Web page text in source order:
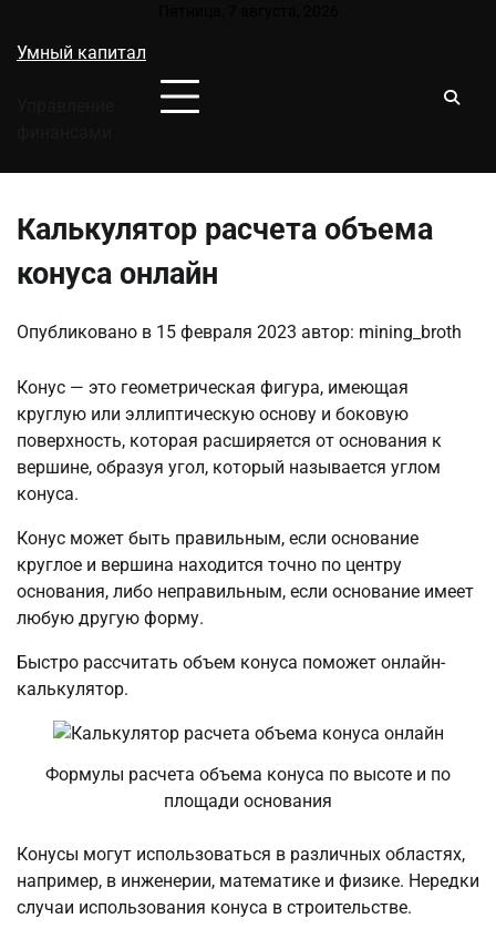
содержимому
Умный капитал
Калькулятор расчета объема
конуса онлайн
Опубликовано в 15 февраля 2023 автор: mining_broth
Конус — это геометрическая фигура, имеющая
круглую или эллиптическую основу и боковую
поверхность, которая расширяется от основания к
вершине, образуя угол, который называется углом
конуса.
Конус может быть правильным, если основание
круглое и вершина находится точно по центру
основания, либо неправильным, если основание имеет
любую другую форму.
Быстро рассчитать объем конуса поможет онлайн-
калькулятор.
Формулы расчета объема конуса по высоте и по
площади основания
Конусы могут использоваться в различных областях,
например, в инженерии, математике и физике. Нередки
случаи использования конуса в строительстве.